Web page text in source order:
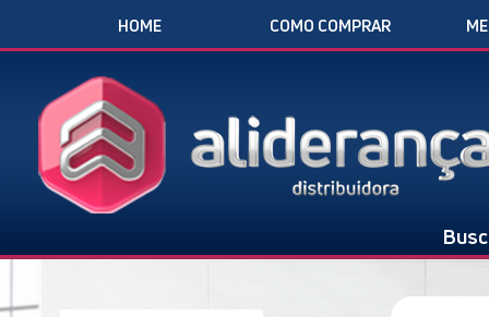
HOME COMO COMPRAR